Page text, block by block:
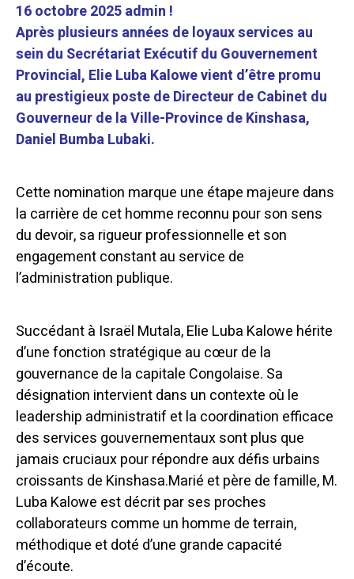
16 octobre 2025 admin !
Après plusieurs années de loyaux services au
sein du Secrétariat Exécutif du Gouvernement
Provincial, Elie Luba Kalowe vient d’être promu
au prestigieux poste de Directeur de Cabinet du
Gouverneur de la Ville-Province de Kinshasa,
Daniel Bumba Lubaki.
Cette nomination marque une étape majeure dans
la carrière de cet homme reconnu pour son sens
du devoir, sa rigueur professionnelle et son
engagement constant au service de
l’administration publique.
Succédant à Israël Mutala, Elie Luba Kalowe hérite
d’une fonction stratégique au cœur de la
gouvernance de la capitale Congolaise. Sa
désignation intervient dans un contexte où le
leadership administratif et la coordination efficace
des services gouvernementaux sont plus que
jamais cruciaux pour répondre aux défis urbains
croissants de Kinshasa.Marié et père de famille, M.
Luba Kalowe est décrit par ses proches
collaborateurs comme un homme de terrain,
méthodique et doté d’une grande capacité
d’écoute.